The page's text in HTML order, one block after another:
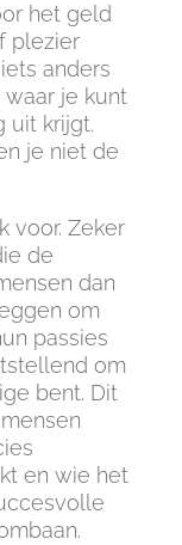
het geld
plezier
anders
je kunt
uit krijgt.
je niet de
voor. Zeker
de
dan
om
passies
om
bent. Dit
en wie het